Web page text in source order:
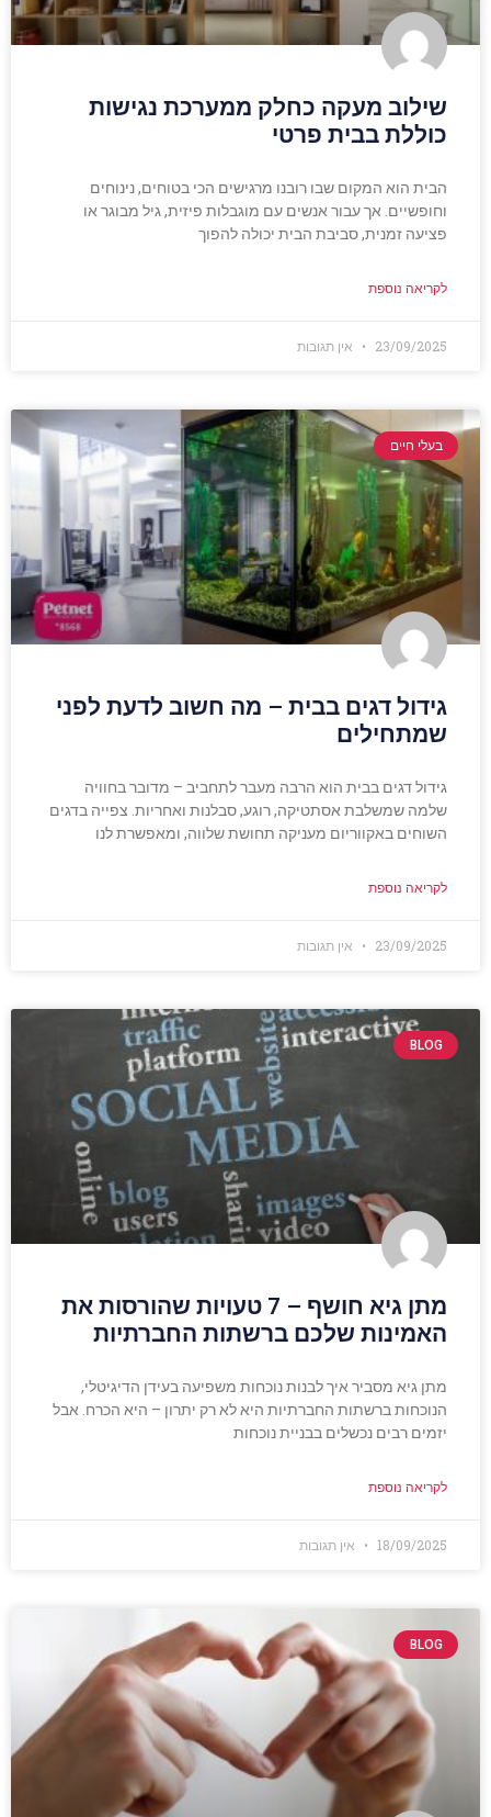
שילוב מעקה כחלק ממערכת נגישות
כוללת בבית פרטי
הבית הוא המקום שבו רובנו מרגישים הכי בטוחים, נינוחים
וחופשיים. אך עבור אנשים עם מוגבלות פיזית, גיל מבוגר או
פציעה זמנית, סביבת הבית יכולה להפוך
לקריאה נוספת
23/09/2025 אין תגובות
בעלי חיים
גידול דגים בבית – מה חשוב לדעת לפני
שמתחילים
גידול דגים בבית הוא הרבה מעבר לתחביב – מדובר בחוויה
שלמה שמשלבת אסתטיקה, רוגע, סבלנות ואחריות. צפייה בדגים
השוחים באקווריום מעניקה תחושת שלווה, ומאפשרת לנו
לקריאה נוספת
23/09/2025 אין תגובות
BLOG
מתן גיא חושף – 7 טעויות שהורסות את
האמינות שלכם ברשתות החברתיות
מתן גיא מסביר איך לבנות נוכחות משפיעה בעידן הדיגיטלי,
הנוכחות ברשתות החברתיות היא לא רק יתרון – היא הכרח. אבל
יזמים רבים נכשלים בבניית נוכחות
לקריאה נוספת
18/09/2025 אין תגובות
BLOG